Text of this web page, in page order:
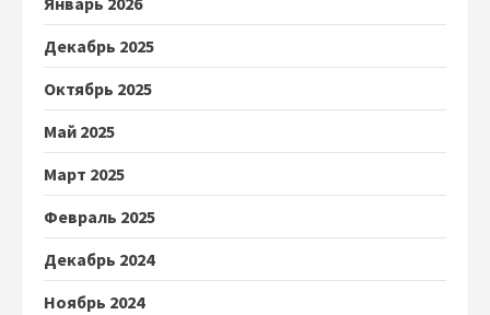
Декабрь 2025
Октябрь 2025
Май 2025
Март 2025
Февраль 2025
Декабрь 2024
Ноябрь 2024